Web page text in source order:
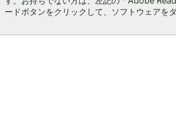
ードボタンをクリックして、ソフトウェアを